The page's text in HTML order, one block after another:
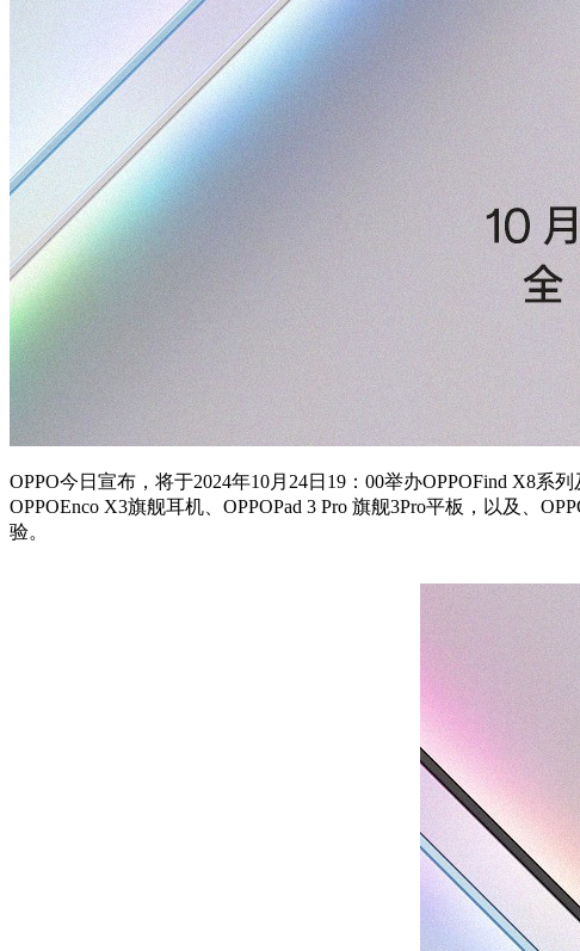
OPPO今日宣布，将于2024年10月24日19：00举办OPPOFind X8
OPPOEnco X3旗舰耳机、OPPOPad 3 Pro 旗舰3Pro平板，以及、
验。